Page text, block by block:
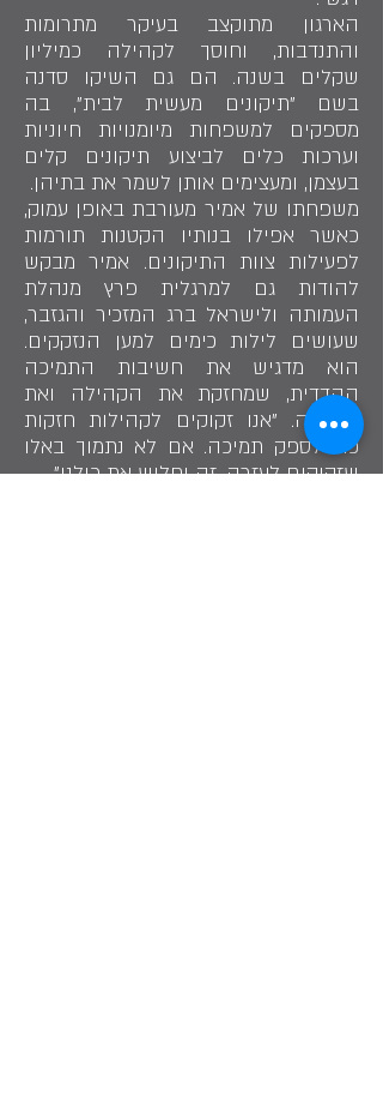
הארגון מתוקצב בעיקר מתרומות
והתנדבות, וחוסך לקהילה כמיליון
שקלים בשנה. הם גם השיקו סדנה
בשם "תיקונים מעשית לבית", בה
מספקים למשפחות מיומנויות חיוניות
וערכות כלים לביצוע תיקונים קלים
בעצמן, ומעצימים אותן לשמר את בתיהן.
משפחתו של אמיר מעורבת באופן עמוק,
כאשר אפילו בנותיו הקטנות תורמות
לפעילות צוות התיקונים. אמיר מבקש
להודות גם למרגלית פרץ מנהלת
העמותה ולישראל ברג המזכיר והגזבר,
שעושים לילות כימים למען הנזקקים.
הוא מדגיש את חשיבות התמיכה
ההדדית, שמחזקת את הקהילה ואת
המדינה. "אנו זקוקים לקהילות חזקות
כדי לספק תמיכה. אם לא נתמוך באלו
שזקוקים לעזרה, זה יחליש את כולנו".